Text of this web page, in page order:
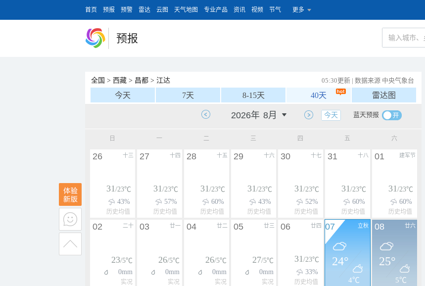
首页 预报 预警 雷达 云图 天气地图 专业产品 资讯 视频 节气 更多
预报
全国 > 西藏 > 昌都 > 江达 05:30更新 | 数据来源 中央气象台
今天 7天 8-15天 40天 雷达图
蓝天预报
今天
日 一 二 三 四 五 六
十三
26
31/23℃
43%
历史均值
十四
27
31/23℃
57%
历史均值
十五
28
31/23℃
60%
历史均值
十六
29
31/23℃
43%
历史均值
十七
30
31/23℃
52%
历史均值
十八
31
31/23℃
60%
历史均值
建军节
01
31/23℃
60%
历史均值
二十
02
23/5℃
0mm
实况
廿一
03
26/5℃
0mm
实况
廿二
04
26/5℃
0mm
实况
廿三
05
27/5℃
0mm
实况
廿四
06
31/23℃
33%
历史均值
立秋
07
24°
4℃
廿六
08
25°
5℃